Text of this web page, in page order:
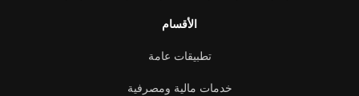
الأقسام
تطبيقات عامة
خدمات مالية ومصرفية